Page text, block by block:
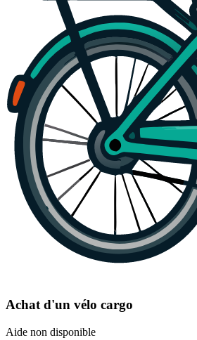
Achat d'un vélo cargo
Aide non disponible